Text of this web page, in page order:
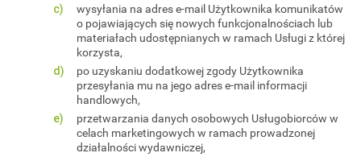
wysyłania na adres e-mail Użytkownika komunikatów
o pojawiających się nowych funkcjonalnościach lub
materiałach udostępnianych w ramach Usługi z której
korzysta,
po uzyskaniu dodatkowej zgody Użytkownika
przesyłania mu na jego adres e-mail informacji
handlowych,
przetwarzania danych osobowych Usługobiorców w
celach marketingowych w ramach prowadzonej
działalności wydawniczej,